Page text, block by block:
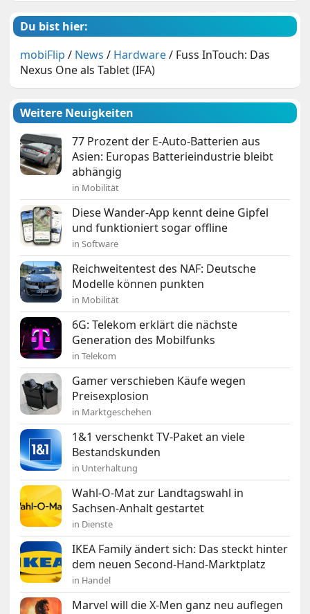
Du bist hier:
mobiFlip / News / Hardware/ Fuss InTouch: Das
Nexus One als Tablet (IFA)
Weitere Neuigkeiten
77 Prozent der E-Auto-Batterien aus
Asien: Europas Batterieindustrie bleibt
abhängig
in Mobilität
Diese Wander-App kennt deine Gipfel
und funktioniert sogar offline
in Software
Reichweitentest des NAF: Deutsche
Modelle können punkten
in Mobilität
6G: Telekom erklärt die nächste
Generation des Mobilfunks
in Telekom
Gamer verschieben Käufe wegen
Preisexplosion
in Marktgeschehen
1&1 verschenkt TV-Paket an viele
Bestandskunden
in Unterhaltung
Wahl-O-Mat zur Landtagswahl in
Sachsen-Anhalt gestartet
in Dienste
IKEA Family ändert sich: Das steckt hinter
dem neuen Second-Hand-Marktplatz
in Handel
Marvel will die X-Men ganz neu auflegen